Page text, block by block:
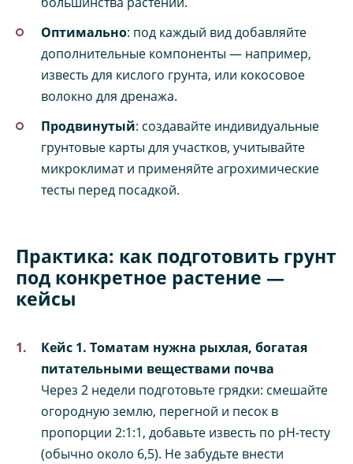
Оптимально: под каждый вид добавляйте
дополнительные компоненты — например,
известь для кислого грунта, или кокосовое
волокно для дренажа.
Продвинутый: создавайте индивидуальные
грунтовые карты для участков, учитывайте
микроклимат и применяйте агрохимические
тесты перед посадкой.
Практика: как подготовить грунт
под конкретное растение —
кейсы
Кейс 1. Томатам нужна рыхлая, богатая
питательными веществами почва
Через 2 недели подготовьте грядки: смешайте
огородную землю, перегной и песок в
пропорции 2:1:1, добавьте известь по pH-тесту
(обычно около 6,5). Не забудьте внести